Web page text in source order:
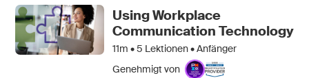
Using Workplace
Communication Technology
11m •5 Lektionen • Anfänger
Genehmigt von